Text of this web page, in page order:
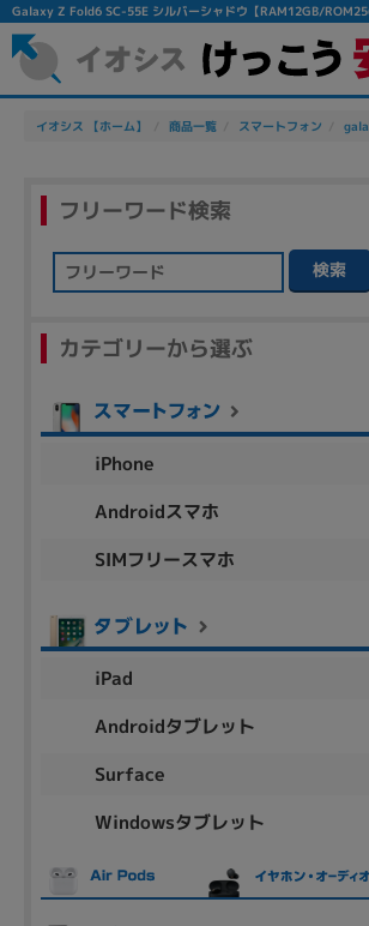
Galaxy Z Fold6 SC-55E シルバーシャドウ【RAM12GB/
イオシス 【ホーム】 商品一覧 スマートフォン
フリーワード検索
検索
カテゴリーから選ぶ
iPhone
Androidスマホ
SIMフリースマホ
iPad
Androidタブレット
Surface
Windowsタブレット
除外ワード
人気の検索ワード：Let's note EliteBook
商品シリーズ名・ブランド名の絞り込み。
aspire Inspiron
商品の搭載機能による絞り込み
Webカメラ内蔵